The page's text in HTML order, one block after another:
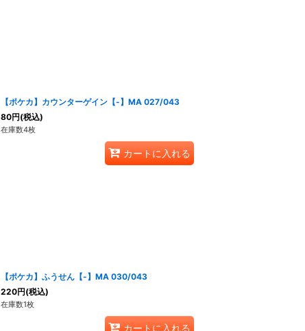
【ポケカ】カウンターゲイン【-】MA 027/043
80円(税込)
在庫数4枚
カートに入れる
【ポケカ】ふうせん【-】MA 030/043
220円(税込)
在庫数1枚
カートに入れる